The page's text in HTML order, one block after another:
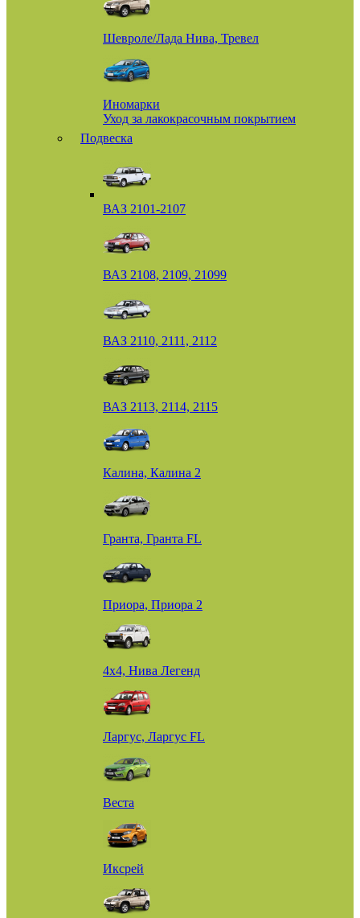
Шевроле/Лада Нива, Тревел
Иномарки
Уход за лакокрасочным покрытием
Подвеска
ВАЗ 2101-2107
ВАЗ 2108, 2109, 21099
ВАЗ 2110, 2111, 2112
ВАЗ 2113, 2114, 2115
Калина, Калина 2
Гранта, Гранта FL
Приора, Приора 2
4х4, Нива Легенд
Ларгус, Ларгус FL
Веста
Иксрей